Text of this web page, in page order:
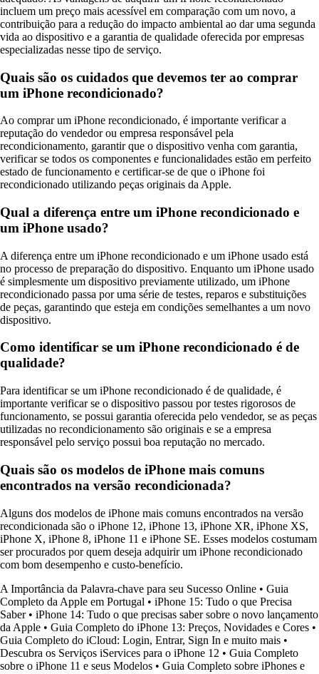
incluem um preço mais acessível em comparação com um novo, a
contribuição para a redução do impacto ambiental ao dar uma segunda
vida ao dispositivo e a garantia de qualidade oferecida por empresas
especializadas nesse tipo de serviço.
Quais são os cuidados que devemos ter ao comprar
um iPhone recondicionado?
Ao comprar um iPhone recondicionado, é importante verificar a
reputação do vendedor ou empresa responsável pela
recondicionamento, garantir que o dispositivo venha com garantia,
verificar se todos os componentes e funcionalidades estão em perfeito
estado de funcionamento e certificar-se de que o iPhone foi
recondicionado utilizando peças originais da Apple.
Qual a diferença entre um iPhone recondicionado e
um iPhone usado?
A diferença entre um iPhone recondicionado e um iPhone usado está
no processo de preparação do dispositivo. Enquanto um iPhone usado
é simplesmente um dispositivo previamente utilizado, um iPhone
recondicionado passa por uma série de testes, reparos e substituições
de peças, garantindo que esteja em condições semelhantes a um novo
dispositivo.
Como identificar se um iPhone recondicionado é de
qualidade?
Para identificar se um iPhone recondicionado é de qualidade, é
importante verificar se o dispositivo passou por testes rigorosos de
funcionamento, se possui garantia oferecida pelo vendedor, se as peças
utilizadas no recondicionamento são originais e se a empresa
responsável pelo serviço possui boa reputação no mercado.
Quais são os modelos de iPhone mais comuns
encontrados na versão recondicionada?
Alguns dos modelos de iPhone mais comuns encontrados na versão
recondicionada são o iPhone 12, iPhone 13, iPhone XR, iPhone XS,
iPhone X, iPhone 8, iPhone 11 e iPhone SE. Esses modelos costumam
ser procurados por quem deseja adquirir um iPhone recondicionado
com bom desempenho e custo-benefício.
A Importância da Palavra-chave para seu Sucesso Online • Guia
Completo da Apple em Portugal • iPhone 15: Tudo o que Precisa
Saber• iPhone 14: Tudo o que precisas saber sobre o novo lançamento
da Apple • Guia Completo do iPhone 13: Preços, Novidades e Cores •
Guia Completo do iCloud: Login, Entrar, Sign In e muito mais •
Descubra os Serviços iServices para o iPhone 12 • Guia Completo
sobre o iPhone 11 e seus Modelos • Guia Completo sobre iPhones e